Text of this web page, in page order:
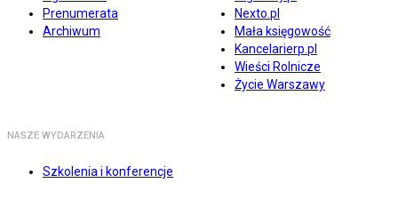
Prenumerata
Archiwum
Nexto.pl
Mała księgowość
Kancelarierp.pl
Wieści Rolnicze
Życie Warszawy
NASZE WYDARZENIA
Szkolenia i konferencje